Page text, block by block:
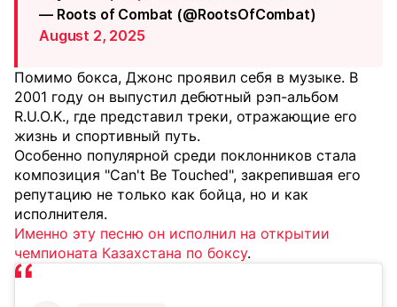
— Roots of Combat (@RootsOfCombat)
August 2, 2025
Помимо бокса, Джонс проявил себя в музыке. В
2001 году он выпустил дебютный рэп-альбом
R.U.O.K., где представил треки, отражающие его
жизнь и спортивный путь.
Особенно популярной среди поклонников стала
композиция "Can't Be Touched", закрепившая его
репутацию не только как бойца, но и как
исполнителя.
Именно эту песню он исполнил на открытии
чемпионата Казахстана по боксу.